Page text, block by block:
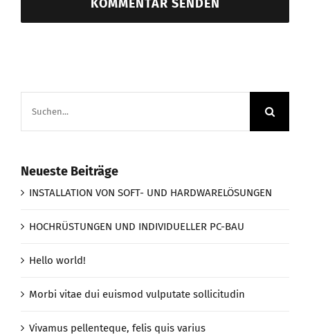
Neueste Beiträge
INSTALLATION VON SOFT- UND HARDWARELÖSUNGEN
HOCHRÜSTUNGEN UND INDIVIDUELLER PC-BAU
Hello world!
Morbi vitae dui euismod vulputate sollicitudin
Vivamus pellenteque, felis quis varius